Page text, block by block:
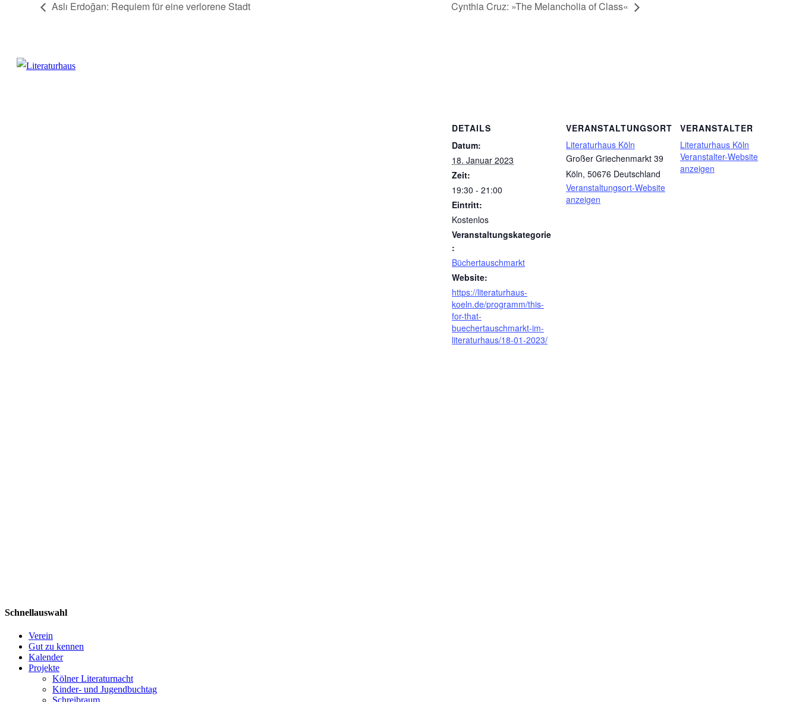
Aslı Erdoğan: Requiem für eine verlorene Stadt Cynthia Cruz: »The Melancholia of Class«
DETAILS
Datum:
18. Januar 2023
Zeit:
19:30 - 21:00
Eintritt:
Kostenlos
Veranstaltungskategorie
:
Büchertauschmarkt
Website:
https://literaturhaus-
koeln.de/programm/this-
for-that-
buechertauschmarkt-im-
literaturhaus/18-01-2023/
VERANSTALTUNGSORT
Literaturhaus Köln
Großer Griechenmarkt 39
Köln, 50676 Deutschland
Veranstaltungsort-Website
anzeigen
VERANSTALTER
Literaturhaus Köln
Veranstalter-Website
anzeigen
Schnellauswahl
Verein
Gut zu kennen
Kalender
Projekte
Kölner Literaturnacht
Kinder- und Jugendbuchtag
Schreibraum